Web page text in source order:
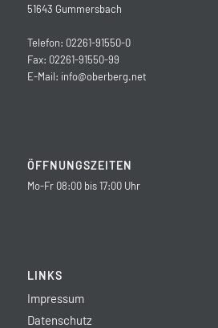
51643 Gummersbach
Telefon: 02261-91550-0
Fax: 02261-91550-99
E-Mail: info@oberberg.net
ÖFFNUNGSZEITEN
Mo-Fr 08:00 bis 17:00 Uhr
LINKS
Impressum
Datenschutz